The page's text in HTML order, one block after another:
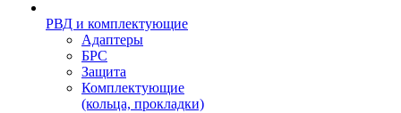
РВД и комплектующие
Адаптеры
БРС
Защита
Комплектующие
(кольца, прокладки)